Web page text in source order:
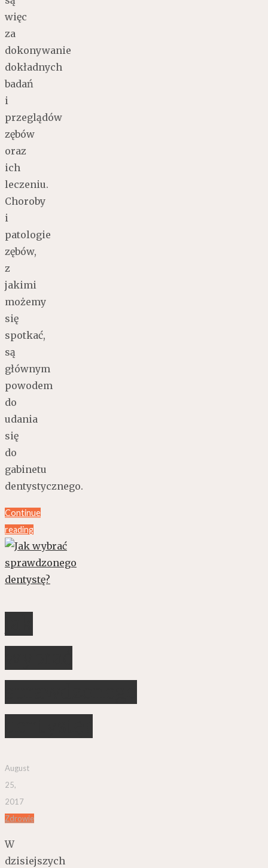
więc
za
dokonywanie
dokładnych
badań
i
przeglądów
zębów
oraz
ich
leczeniu.
Choroby
i
patologie
zębów,
z
jakimi
możemy
się
spotkać,
są
głównym
powodem
do
udania
się
do
gabinetu
dentystycznego.
Continue
reading
August
25,
2017
Zdrowie
W
dzisiejszych